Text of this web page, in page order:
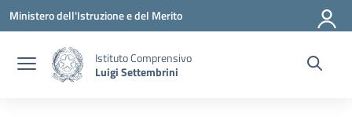
Vai ai contenuti
Vai al menu di navigazione
Vai al footer
Ministero dell'Istruzione e del Merito
Istituto Comprensivo
Luigi Settembrini